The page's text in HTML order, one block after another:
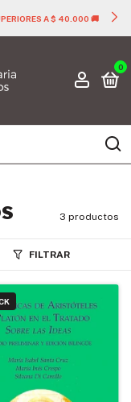
A $ 40.000 🚚
0
3 productos
FILTRAR